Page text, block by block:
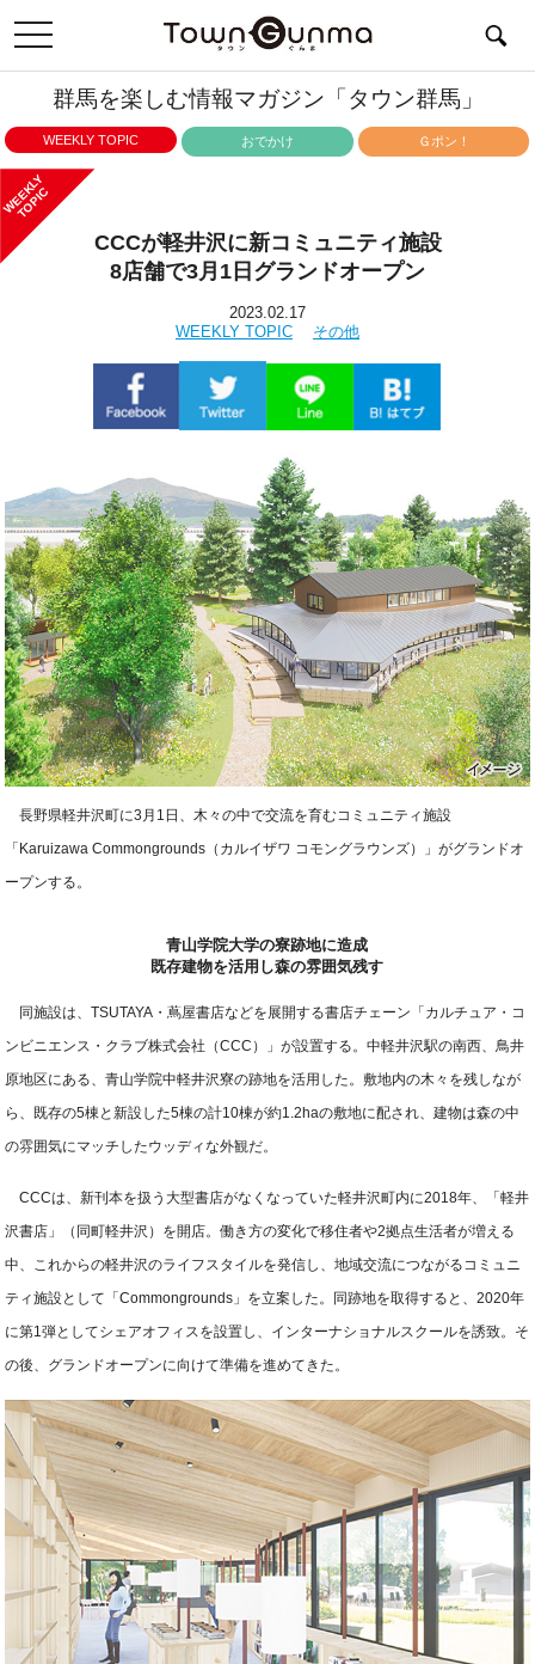
toggle
navigation
群馬を楽しむ情報マガジン「タウン群馬」
WEEKLY TOPIC おでかけ Ｇポン！
WEEKLY
TOPIC
CCCが軽井沢に新コミュニティ施設
8店舗で3月1日グランドオープン
2023.02.17
WEEKLY TOPIC
その他
長野県軽井沢町に3月1日、木々の中で交流を育むコミュニティ施設
「Karuizawa Commongrounds（カルイザワ コモングラウンズ）」がグランドオ
ープンする。
青山学院大学の寮跡地に造成
既存建物を活用し森の雰囲気残す
同施設は、TSUTAYA・蔦屋書店などを展開する書店チェーン「カルチュア・コ
ンビニエンス・クラブ株式会社（CCC）」が設置する。中軽井沢駅の南西、鳥井
原地区にある、青山学院中軽井沢寮の跡地を活用した。敷地内の木々を残しなが
ら、既存の5棟と新設した5棟の計10棟が約1.2haの敷地に配され、建物は森の中
の雰囲気にマッチしたウッディな外観だ。
CCCは、新刊本を扱う大型書店がなくなっていた軽井沢町内に2018年、「軽井
沢書店」（同町軽井沢）を開店。働き方の変化で移住者や2拠点生活者が増える
中、これからの軽井沢のライフスタイルを発信し、地域交流につながるコミュニ
ティ施設として「Commongrounds」を立案した。同跡地を取得すると、2020年
に第1弾としてシェアオフィスを設置し、インターナショナルスクールを誘致。そ
の後、グランドオープンに向けて準備を進めてきた。